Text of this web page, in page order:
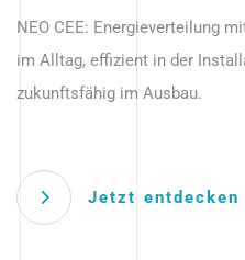
NEO CEE: Energieverteilung
im Alltag, effizient in der
zukunftsfähig im Ausbau.
Jetzt entdecken
Anwendungen – robust, IP-
zukunftsfähig.